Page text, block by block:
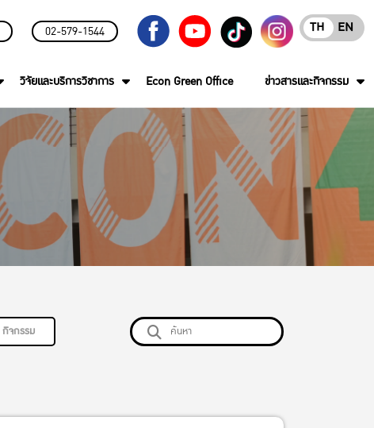
02-579-1544 EN
TH
วิจัยและบริการวิชาการ Econ Green Office ข่าวสารและกิจกรรม
กิจกรรม